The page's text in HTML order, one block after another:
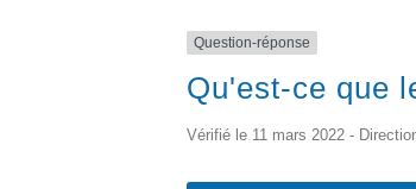
Question-réponse
Qu'est-ce que
Vérifié le 11 mars 2022 -